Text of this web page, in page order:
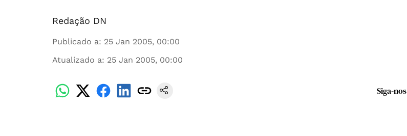
Redação DN
Publicado a: 25 Jan 2005, 00:00
Atualizado a: 25 Jan 2005, 00:00
Siga-nos